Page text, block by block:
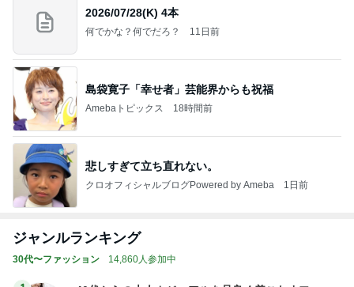
2026/07/28(K) 4本
何でかな？何でだろ？ 11日前
島袋寛子「幸せ者」芸能界からも祝福
Amebaトピックス 18時間前
悲しすぎて立ち直れない。
クロオフィシャルブログPowered by Ameba 1日前
ジャンルランキング
30代〜ファッション 14,860人参加中